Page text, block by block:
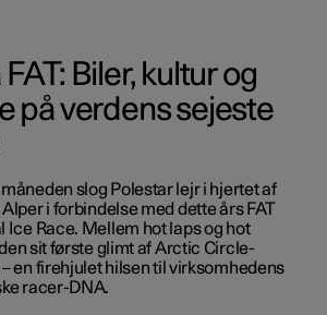
Biler, kultur og
på verdens sejeste
slog Polestar lejr i hjertet af
i forbindelse med dette års FAT
Ice Race. Mellem hot laps og hot
sit første glimt af Arctic Circle-
en firehjulet hilsen til virksomhedens
racer-DNA.